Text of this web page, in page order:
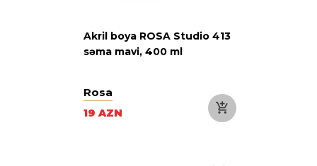
Akril boya ROSA Studio 413
səma mavi, 400 ml
Rosa
19 AZN